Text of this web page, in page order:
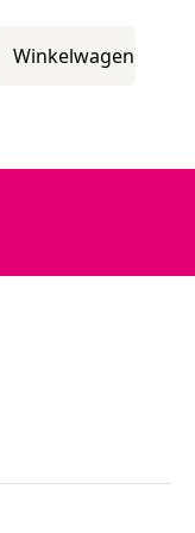
Winkelwagen